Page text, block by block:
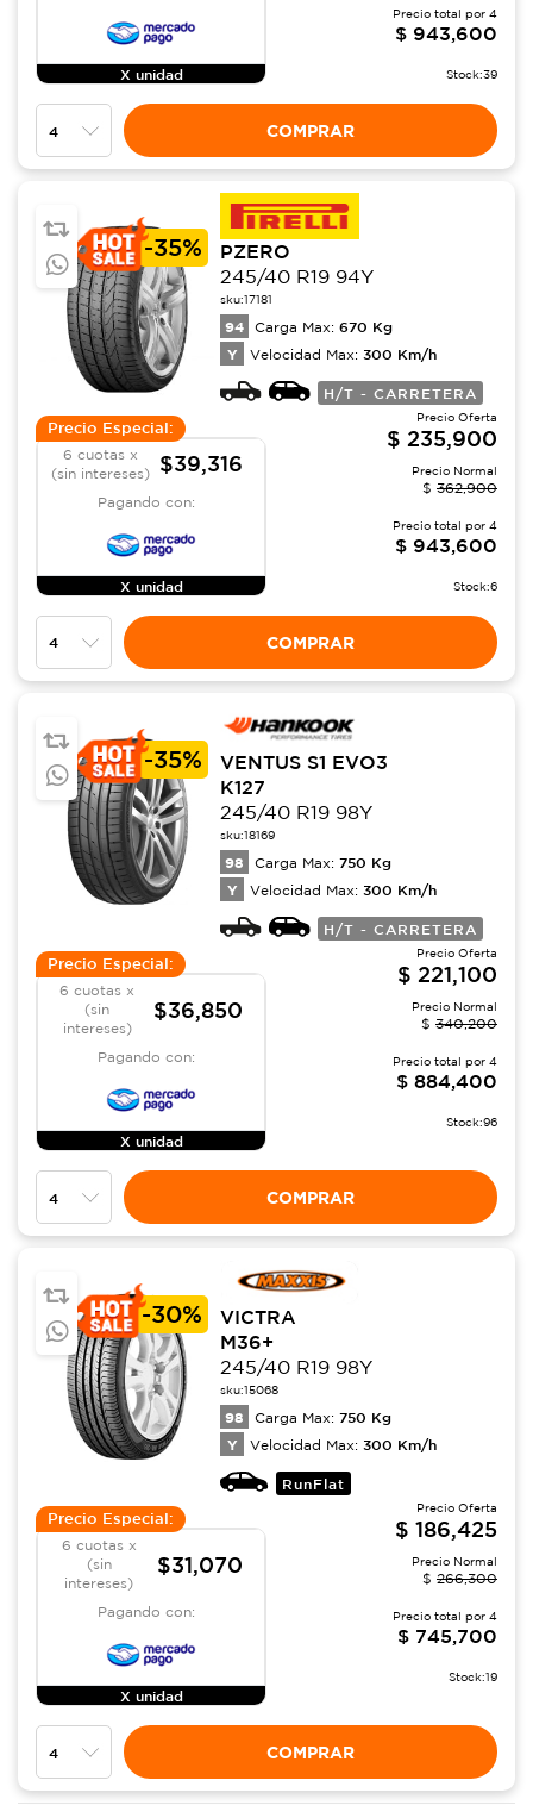
X unidad
Precio total por 4
$ 943,600
Stock:39
COMPRAR
-35%
PZERO
245/40 R19 94Y
sku:17181
94 Carga Max: 670 Kg
Y Velocidad Max: 300 Km/h
H/T - CARRETERA
Precio Especial:
6 cuotas x
(sin intereses)
$39,316
Pagando con:
X unidad
Precio Oferta
$ 235,900
Precio Normal
$ 362,900
Precio total por 4
$ 943,600
Stock:6
COMPRAR
-35%
VENTUS S1 EVO3
K127
245/40 R19 98Y
sku:18169
98 Carga Max: 750 Kg
Y Velocidad Max: 300 Km/h
H/T - CARRETERA
Precio Especial:
6 cuotas x
(sin
intereses)
$36,850
Pagando con:
X unidad
Precio Oferta
$ 221,100
Precio Normal
$ 340,200
Precio total por 4
$ 884,400
Stock:96
COMPRAR
-30%
VICTRA
M36+
245/40 R19 98Y
sku:15068
98 Carga Max: 750 Kg
Y Velocidad Max: 300 Km/h
RunFlat
Precio Especial:
6 cuotas x
(sin
intereses)
$31,070
Pagando con:
X unidad
Precio Oferta
$ 186,425
Precio Normal
$ 266,300
Precio total por 4
$ 745,700
Stock:19
COMPRAR